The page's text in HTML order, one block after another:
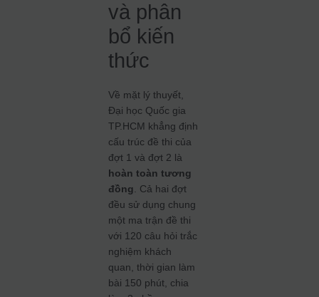
và phân
bổ kiến
thức
Về mặt lý thuyết,
Đại học Quốc gia
TP.HCM khẳng định
cấu trúc đề thi của
đợt 1 và đợt 2 là
hoàn toàn tương
đồng . Cả hai đợt
đều sử dụng chung
một ma trận đề thi
với 120 câu hỏi trắc
nghiệm khách
quan, thời gian làm
bài 150 phút, chia